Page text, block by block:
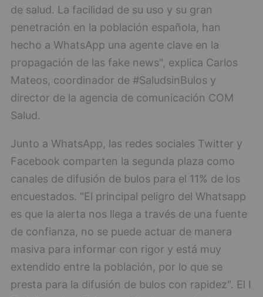
de salud. La facilidad de su uso y su gran
penetración en la población española, han
hecho a WhatsApp una agente clave en la
propagación de las fake news", explica Carlos
Mateos, coordinador de #SaludsinBulos y
director de la agencia de comunicación COM
Salud.
Junto a WhatsApp, las redes sociales Twitter y
Facebook comparten la segunda plaza como
canales de difusión de bulos para el 11% de los
encuestados. "El principal peligro del Whatsapp
es que la alerta nos llega a través de una fuente
de confianza, no se puede actuar de manera
masiva para informar con rigor y está muy
extendido entre la población, por lo que se
presta para la difusión de bulos con rapidez". El I